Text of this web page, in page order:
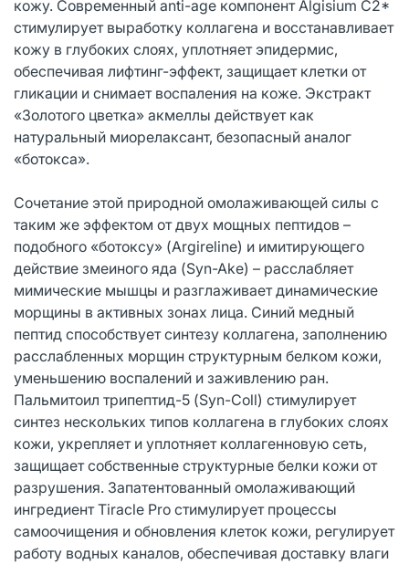
кожу. Современный anti-age компонент Algisium C2*
стимулирует выработку коллагена и восстанавливает
кожу в глубоких слоях, уплотняет эпидермис,
обеспечивая лифтинг-эффект, защищает клетки от
гликации и снимает воспаления на коже. Экстракт
«Золотого цветка» акмеллы действует как
натуральный миорелаксант, безопасный аналог
«ботокса».
Сочетание этой природной омолаживающей силы с
таким же эффектом от двух мощных пептидов –
подобного «ботоксу» (Argireline) и имитирующего
действие змеиного яда (Syn-Ake) – расслабляет
мимические мышцы и разглаживает динамические
морщины в активных зонах лица. Синий медный
пептид способствует синтезу коллагена, заполнению
расслабленных морщин структурным белком кожи,
уменьшению воспалений и заживлению ран.
Пальмитоил трипептид-5 (Syn-Coll) стимулирует
синтез нескольких типов коллагена в глубоких слоях
кожи, укрепляет и уплотняет коллагенновую сеть,
защищает собственные структурные белки кожи от
разрушения. Запатентованный омолаживающий
ингредиент Tiracle Pro стимулирует процессы
самоочищения и обновления клеток кожи, регулирует
работу водных каналов, обеспечивая доставку влаги